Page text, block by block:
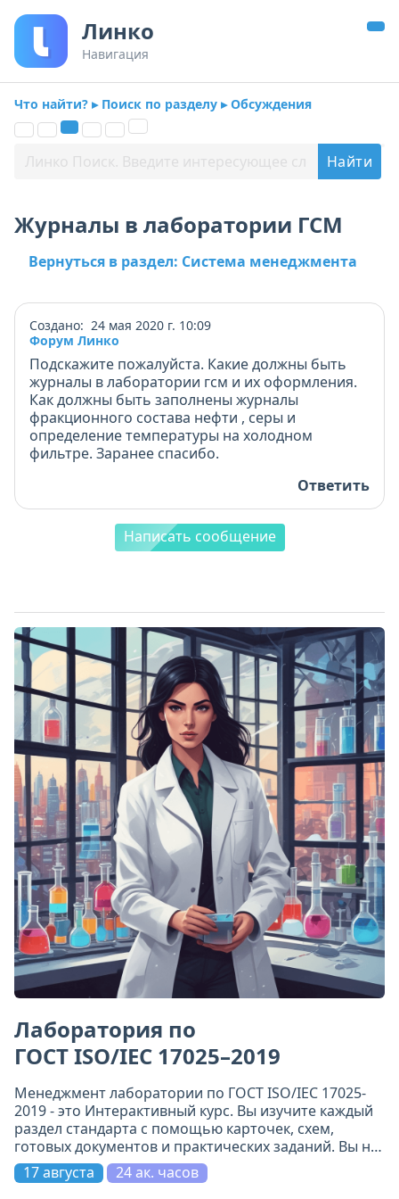
Линко
Навигация
Что найти? ▸ Поиск по разделу ▸ Обсуждения
Журналы в лаборатории ГСМ
Вернуться в раздел: Система менеджмента
Создано: 24 мая 2020 г. 10:09
Форум Линко
Подскажите пожалуйста. Какие должны быть
журналы в лаборатории гсм и их оформления.
Как должны быть заполнены журналы
фракционного состава нефти , серы и
определение температуры на холодном
фильтре. Заранее спасибо.
Ответить
Написать сообщение
Лаборатория по
ГОСТ ISO/IEC 17025–2019
Менеджмент лаборатории по ГОСТ ISO/IEC 17025-
2019 - это Интерактивный курс. Вы изучите каждый
раздел стандарта с помощью карточек, схем,
готовых документов и практических заданий. Вы не
просто прочитаете требования - вы поймёте их и
примените.
17 августа 24 ак. часов